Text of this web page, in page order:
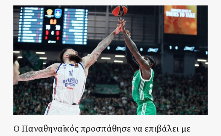
Ο Παναθηναϊκός προσπάθησε να επιβάλει με